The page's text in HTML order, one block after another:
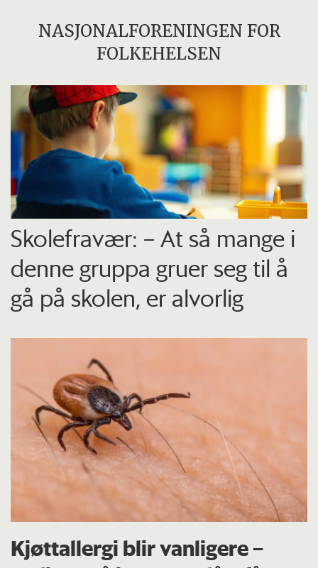
NASJONALFORENINGEN FOR
FOLKEHELSEN
Skolefravær: – At så mange i
denne gruppa gruer seg til å
gå på skolen, er alvorlig
Kjøttallergi blir vanligere –